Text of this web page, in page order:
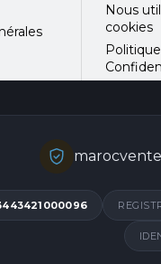
Nous
cookies